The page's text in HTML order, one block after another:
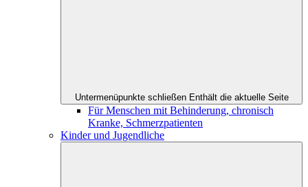
Untermenüpunkte schließen Enthält die aktuelle Seite
Für Menschen mit Behinderung, chronisch
Kranke, Schmerzpatienten
Kinder und Jugendliche